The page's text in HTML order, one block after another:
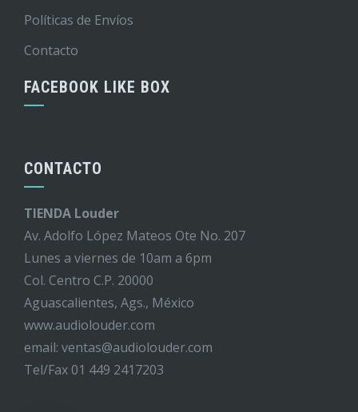
Políticas de Envíos
Contacto
FACEBOOK LIKE BOX
CONTACTO
TIENDA Louder
Av. Adolfo López Mateos Ote No. 207
Lunes a viernes de 10am a 6pm
Col. Centro C.P. 20000
Aguascalientes, Ags., México
www.audiolouder.com
email: ventas@audiolouder.com
Tel/Fax 01 449 2417203